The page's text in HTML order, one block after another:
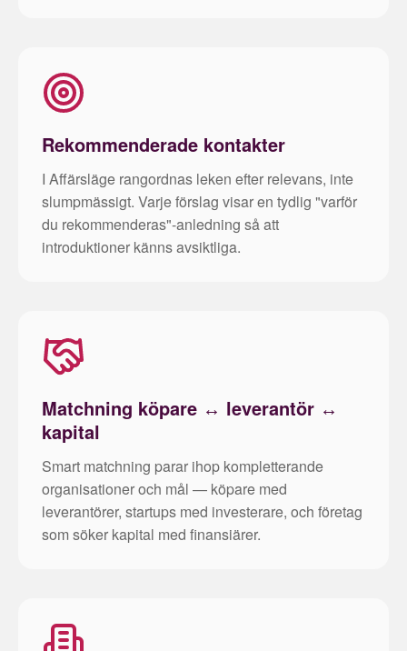
Rekommenderade kontakter
I Affärsläge rangordnas leken efter relevans, inte
slumpmässigt. Varje förslag visar en tydlig "varför
du rekommenderas"-anledning så att
introduktioner känns avsiktliga.
Matchning köpare ↔ leverantör ↔
kapital
Smart matchning parar ihop kompletterande
organisationer och mål — köpare med
leverantörer, startups med investerare, och företag
som söker kapital med finansiärer.